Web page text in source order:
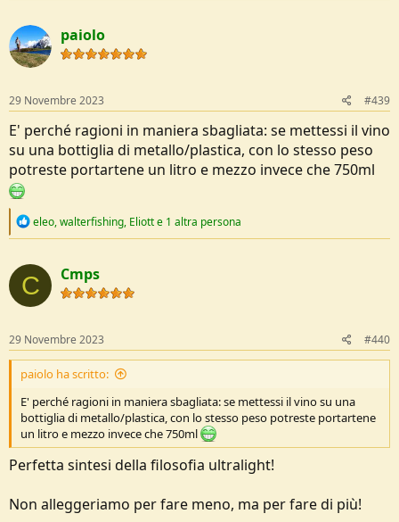
c
t
i
o
s
:
paiolo
29 Novembre 2023 #439
E' perché ragioni in maniera sbagliata: se mettessi il vino
su una bottiglia di metallo/plastica, con lo stesso peso
potreste portartene un litro e mezzo invece che 750ml
R
c
t
i
o
s
:
eleo,walterfishing, Eliotte 1 altra persona
C Cmps
29 Novembre 2023 #440
paiolo ha scritto:
E' perché ragioni in maniera sbagliata: se mettessi il vino su una
bottiglia di metallo/plastica, con lo stesso peso potreste portartene
un litro e mezzo invece che 750ml
Perfetta sintesi della filosofia ultralight!
Non alleggeriamo per fare meno, ma per fare di più!